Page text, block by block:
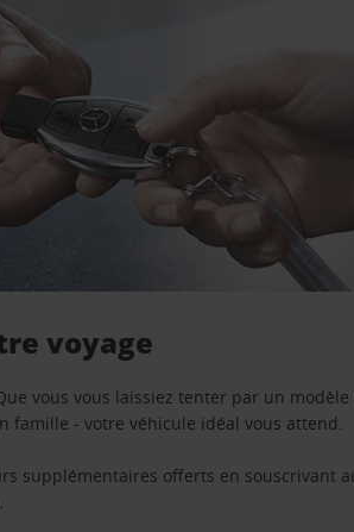
voyage
vous vous laissiez tenter par un
famille - votre véhicule idéal vous attend.
supplémentaires offerts en souscrivant